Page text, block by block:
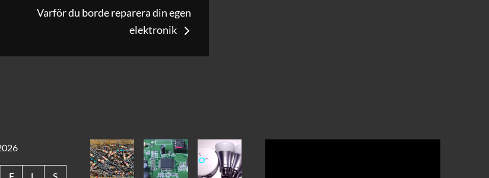
Varför du borde reparera din egen
elektronik